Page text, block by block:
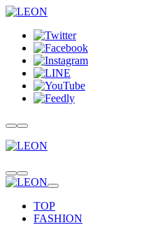
TOP
FASHION